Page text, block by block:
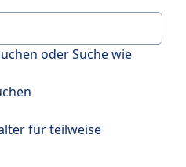
oder Suche wie
für teilweise